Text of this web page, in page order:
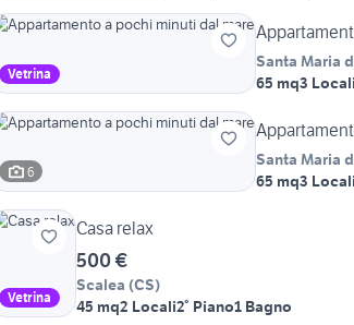
Vetrina
Santa Maria
65 mq3 Locali
6
Santa Maria
65 mq3 Locali
Vetrina
Casa relax
500 €
Scalea (CS)
45 mq2 Locali2° Piano1 Bagno